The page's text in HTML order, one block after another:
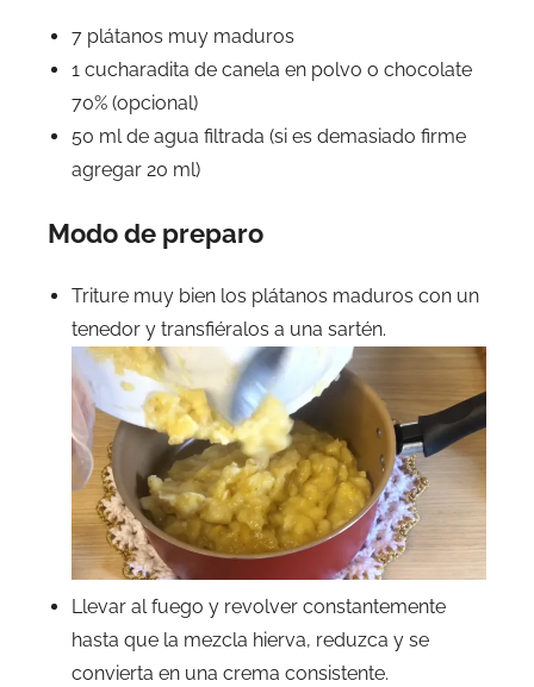
7 plátanos muy maduros
1 cucharadita de canela en polvo o chocolate
70% (opcional)
50 ml de agua filtrada (si es demasiado firme
agregar 20 ml)
Modo de preparo
Triture muy bien los plátanos maduros con un
tenedor y transfiéralos a una sartén.
Llevar al fuego y revolver constantemente
hasta que la mezcla hierva, reduzca y se
convierta en una crema consistente.